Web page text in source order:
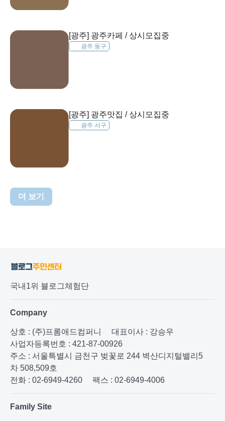
[광주] 광주카페 / 상시모집중
광주 동구
[광주] 광주맛집 / 상시모집중
광주 서구
더 보기
국내1위 블로그체험단
Company
상호 : (주)프롬애드컴퍼니
대표이사 : 강승우
사업자등록번호 : 421-87-00926
주소 : 서울특별시 금천구 벚꽃로 244 벽산디지털밸리5
차 508,509호
전화 : 02-6949-4260
팩스 : 02-6949-4006
Family Site